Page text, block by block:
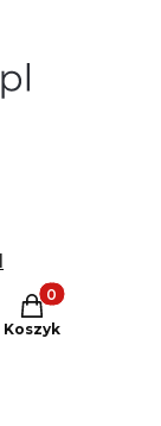
Produkty w
Koszyk